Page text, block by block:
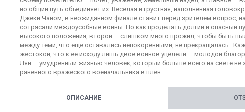
но общий путь объединяет их. Веселая и грустная, наполненная
Джеки Чаном, в неожиданном финале ставит перед зрителем вопрос,
сотрясали междоусобные войны. Но как проделать долгий и опасный
высокого положения, второй — слишком много прожил, чтобы быть
между теми, что еще оставались непокоренными, не прекращалась.
жестокой, что к ее исходу лишь двое воинов уцелели — молодой
Лян — умудренный жизнью человек, который больше всего на свете
раненного вражеского военачальника в плен
ОПИСАНИЕ